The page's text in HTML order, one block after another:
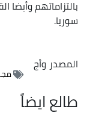
بالتزاماتهم وأيضا
سوريا.
المصدروأج
طالع ايضاً